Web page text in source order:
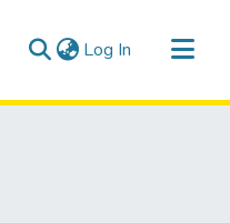
Log In (current)